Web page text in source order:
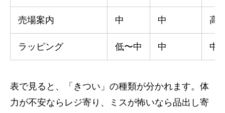
売場案内 中 中 高
ラッピング 低〜中 中 中
表で見ると、「きつい」の種類が分かれます。体
力が不安ならレジ寄り、ミスが怖いなら品出し寄